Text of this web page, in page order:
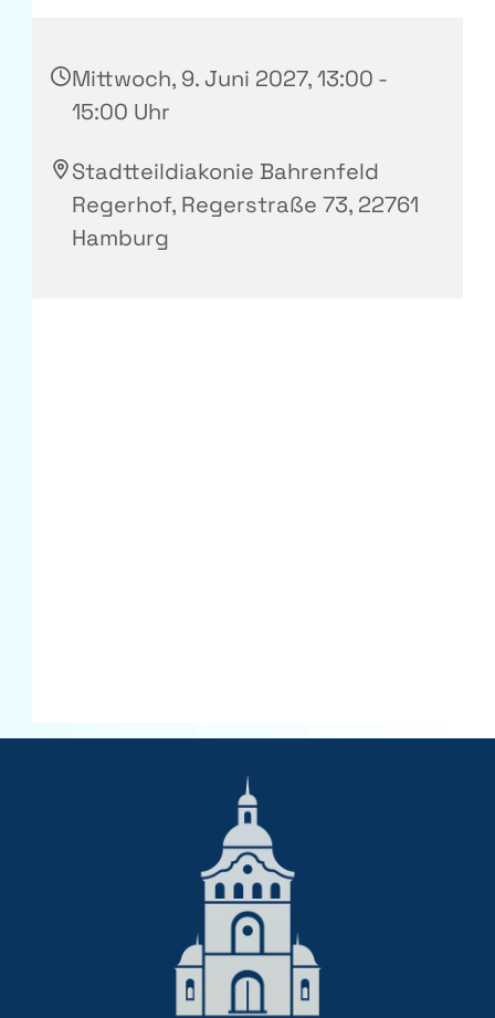
Mittwoch, 9. Juni 2027, 13:00 -
15:00 Uhr
Stadtteildiakonie Bahrenfeld
Regerhof, Regerstraße 73, 22761
Hamburg